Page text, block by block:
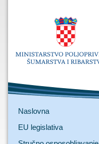
Naslovna
EU legislativa